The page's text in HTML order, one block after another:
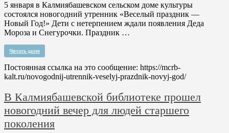
5 января в Калмиябашевском сельском доме культуры
состоялся новогодний утренник «Веселый праздник —
Новый Год!» Дети с нетерпением ждали появления Деда
Мороза и Снегурочки. Праздник …
Читать далее
Постоянная ссылка на это сообщение: https://mcrb-
kalt.ru/novogodnij-utrennik-veselyj-prazdnik-novyj-god/
В Калмиябашевской библиотеке прошел
новогодний вечер для людей старшего
поколения